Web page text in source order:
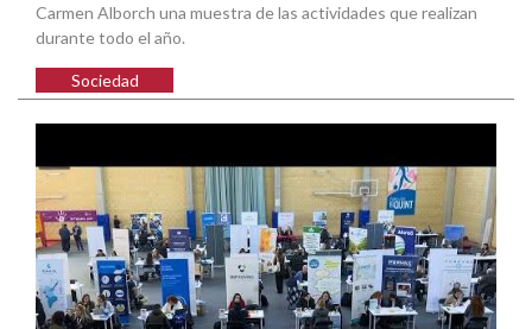
Carmen Alborch una muestra de las actividades que realizan
durante todo el año.
Sociedad